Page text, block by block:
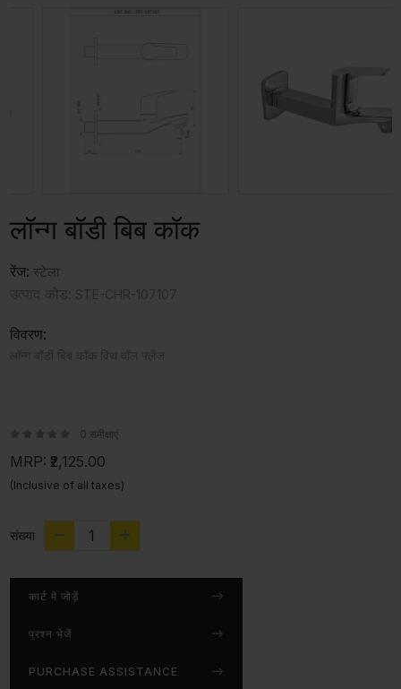
लॉन्ग बॉडी बिब कॉक
रेंज: स्टेला
विवरण:
0 समीक्षाएं
MRP: ₹2,125.00
(Inclusive of all taxes)
संख्या
कार्ट में जोड़ें
प्रश्न भेजें
PURCHASE ASSISTANCE